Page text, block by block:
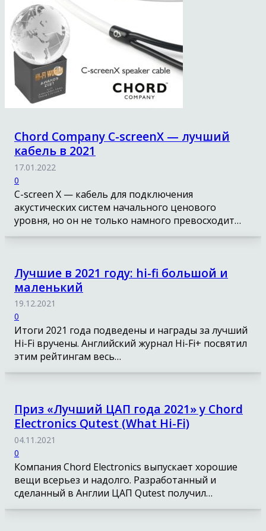
Chord Company С-screenX — лучший
кабель в 2021
17.01.2022
0
С-screen X — кабель для подключения
акустических систем начального ценового
уровня, но он не только намного превосходит…
Лучшие в 2021 году: hi-fi большой и
маленький
19.12.2021
0
Итоги 2021 года подведены и награды за лучший
Hi-Fi вручены. Английский журнал Hi-Fi+ посвятил
этим рейтингам весь…
Приз «Лучший ЦАП года 2021» у Chord
Electronics Qutest (What Hi-Fi)
04.11.2021
0
Компания Chord Electronics выпускает хорошие
вещи всерьез и надолго. Разработанный и
сделанный в Англии ЦАП Qutest получил…